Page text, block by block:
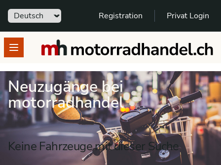
Sprache Registration Privat Login
Open menumotorradhandel.ch
Neuzugänge bei
motorradhandel
Keine Fahrzeuge mit dieser Suche